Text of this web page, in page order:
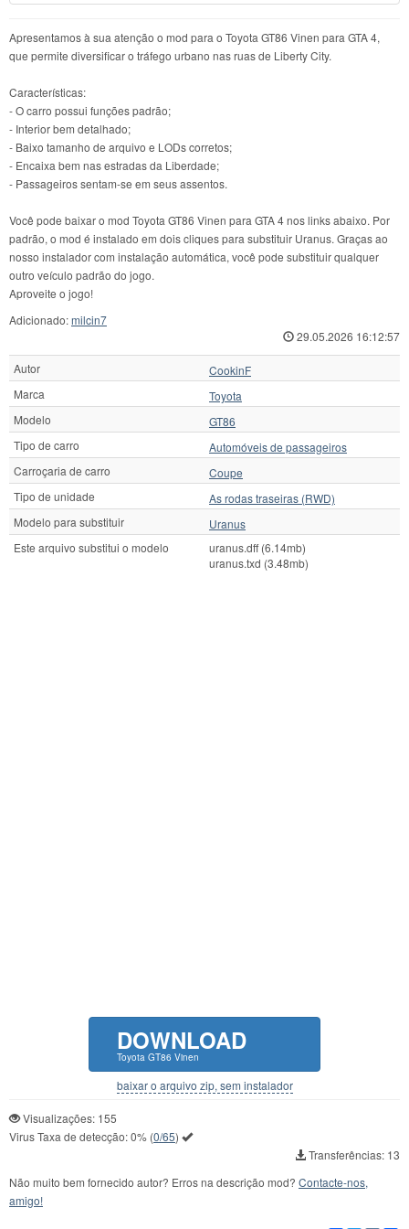
Apresentamos à sua atenção o mod para o Toyota GT86 Vinen para GTA 4,
que permite diversificar o tráfego urbano nas ruas de Liberty City.
Características:
- O carro possui funções padrão;
- Interior bem detalhado;
- Baixo tamanho de arquivo e LODs corretos;
- Encaixa bem nas estradas da Liberdade;
- Passageiros sentam-se em seus assentos.
Você pode baixar o mod Toyota GT86 Vinen para GTA 4 nos links abaixo. Por
padrão, o mod é instalado em dois cliques para substituir Uranus. Graças ao
nosso instalador com instalação automática, você pode substituir qualquer
outro veículo padrão do jogo.
Aproveite o jogo!
Adicionado:milcin7
29.05.2026 16:12:57
Autor
CookinF
Marca
Toyota
Modelo
GT86
Tipo de carro
Automóveis de passageiros
Carroçaria de carro
Coupe
Tipo de unidade
As rodas traseiras (RWD)
Modelo para substituir
Uranus
Este arquivo substitui o modelo
uranus.dff (6.14mb)
uranus.txd (3.48mb)
DOWNLOAD
Toyota GT86 Vinen
baixar o arquivo zip, sem instalador
Visualizações: 155
Virus Taxa de detecção:0% (0/65)
Transferências: 13
Não muito bem fornecido autor? Erros na descrição mod? Contacte-nos,
amigo!